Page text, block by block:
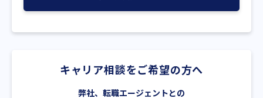
キャリア相談をご希望の方へ
弊社、転職エージェントとの